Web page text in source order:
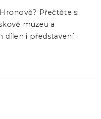
Přečtěte si
muzeu a
dílen i představení.